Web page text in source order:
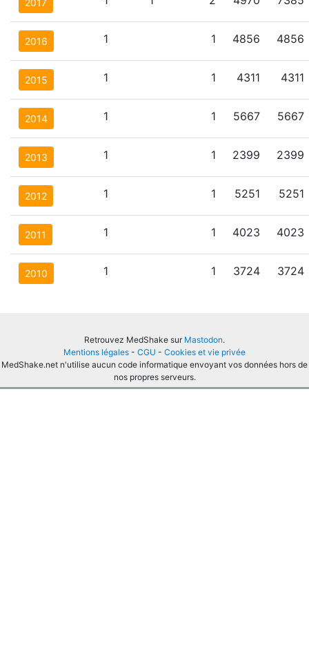
2017
2016 1 1 4856 4856
2015 1 1 4311 4311
2014 1 1 5667 5667
2013 1 1 2399 2399
2012 1 1 5251 5251
2011 1 1 4023 4023
2010 1 1 3724 3724
Retrouvez MedShake sur Mastodon.
Mentions légales - CGU - Cookies et vie privée
MedShake.net n'utilise aucun code informatique envoyant vos données hors de
nos propres serveurs.